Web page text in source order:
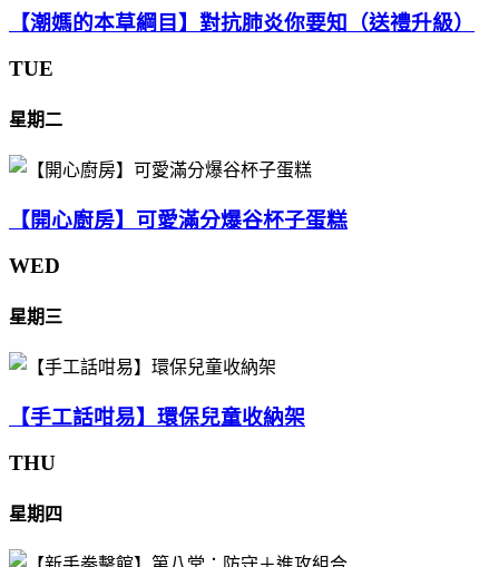
【潮媽的本草綱目】對抗肺炎你要知（送禮升級）
TUE
星期二
【開心廚房】可愛滿分爆谷杯子蛋糕
WED
星期三
【手工話咁易】環保兒童收納架
THU
星期四